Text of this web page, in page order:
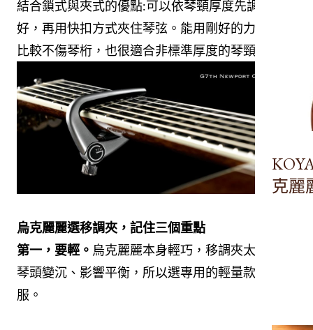
結合鎖式與夾式的優點:可以依琴頸厚度先調整
好，再用快扣方式夾住琴弦。能用剛好的力道夾，
比較不傷琴桁，也很適合非標準厚度的琴頸。
烏克麗麗選移調夾，記住三個重點
第一，要輕。 烏克麗麗本身輕巧，移調夾太重會讓
琴頭變沉、影響平衡，所以選專用的輕量款最舒
服。
克麗